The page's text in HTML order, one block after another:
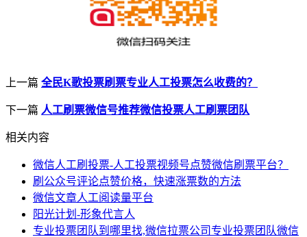
上一篇 全民K歌投票刷票专业人工投票怎么收费的？
下一篇 人工刷票微信号推荐微信投票人工刷票团队
相关内容
微信人工刷投票-人工投票视频号点赞微信刷票平台？
刷公众号评论点赞价格，快速涨票数的方法
微信文章人工阅读量平台
阳光计划-形象代言人
专业投票团队到哪里找,微信拉票公司专业投票团队微信